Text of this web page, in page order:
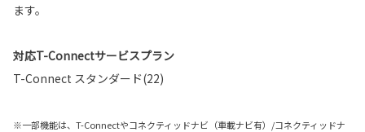
ます。
対応T-Connectサービスプラン
T-Connect スタンダード(22)
※一部機能は、T-Connectやコネクティッドナビ（車載ナビ有）/コネクティッドナ